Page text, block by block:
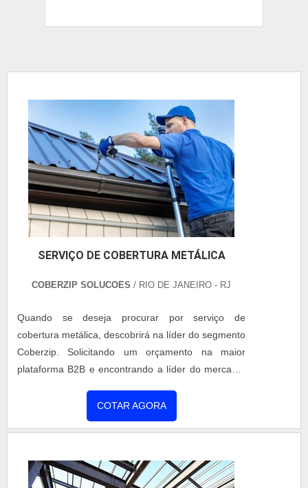
SERVIÇO DE COBERTURA METÁLICA
COBERZIP SOLUCOES / RIO DE JANEIRO - RJ
Quando se deseja procurar por serviço de
cobertura metálica, descobrirá na líder do segmento
Coberzip. Solicitando um orçamento na maior
plataforma B2B e encontrando a líder do mercado.
com a equipe da Coberzip irá encontrar proteção
com pagamento acessível.DEMAIS INFORMAÇÕES
competência e excelência em sua á...
COTAR AGORA